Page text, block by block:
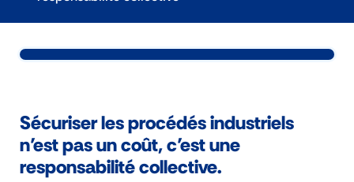
Sécuriser les procédés industriels
n’est pas un coût, c’est une
responsabilité collective.